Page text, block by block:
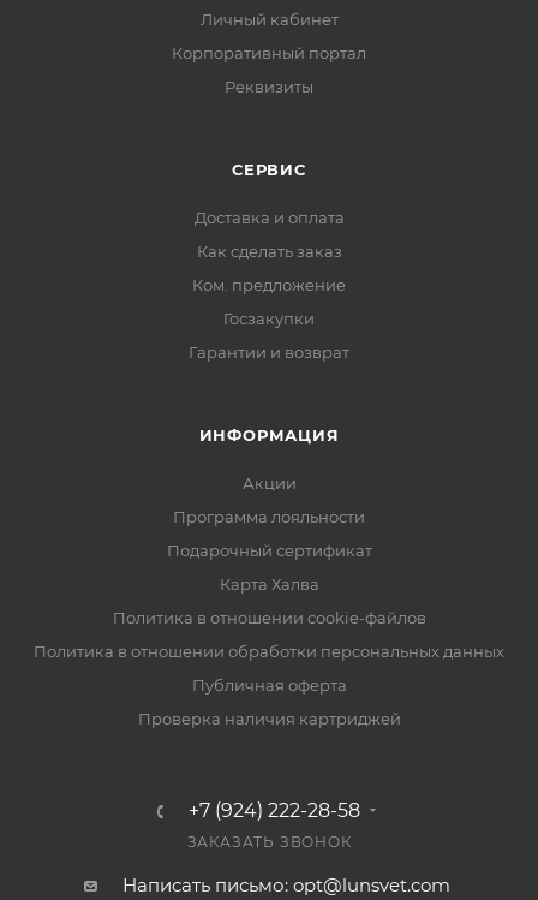
Личный кабинет
Корпоративный портал
Реквизиты
СЕРВИС
Доставка и оплата
Как сделать заказ
Ком. предложение
Госзакупки
Гарантии и возврат
ИНФОРМАЦИЯ
Акции
Программа лояльности
Подарочный сертификат
Карта Халва
Политика в отношении cookie-файлов
Политика в отношении обработки персональных данных
Публичная оферта
Проверка наличия картриджей
+7 (924) 222-28-58
ЗАКАЗАТЬ ЗВОНОК
Написать письмо: opt@lunsvet.com